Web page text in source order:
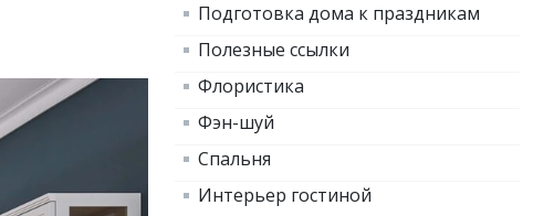
Подготовка дома к праздникам
Полезные ссылки
Флористика
Фэн-шуй
Спальня
Интерьер гостиной